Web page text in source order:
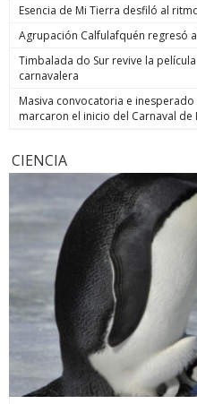
Esencia de Mi Tierra desfiló al
Agrupación Calfulafquén regresó
Timbalada do Sur revive la
carnavalera
Masiva convocatoria e
marcaron el inicio del Carnaval de
CIENCIA